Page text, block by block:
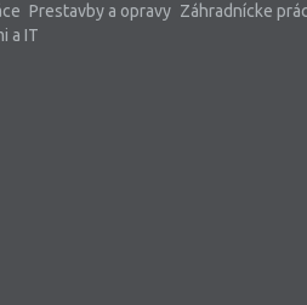
Prestavby a opravy Záhradnícke
a IT